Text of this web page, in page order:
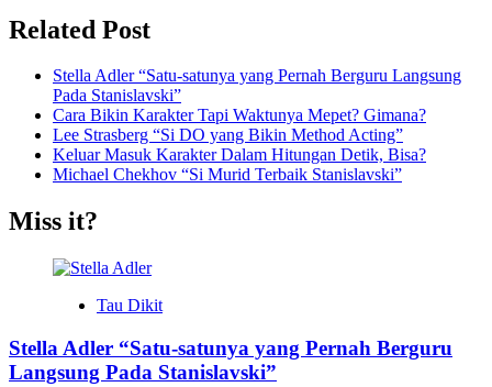
Related Post
Stella Adler “Satu-satunya yang Pernah Berguru Langsung
Pada Stanislavski”
Cara Bikin Karakter Tapi Waktunya Mepet? Gimana?
Lee Strasberg “Si DO yang Bikin Method Acting”
Keluar Masuk Karakter Dalam Hitungan Detik, Bisa?
Michael Chekhov “Si Murid Terbaik Stanislavski”
Miss it?
Tau Dikit
Stella Adler “Satu-satunya yang Pernah Berguru
Langsung Pada Stanislavski”